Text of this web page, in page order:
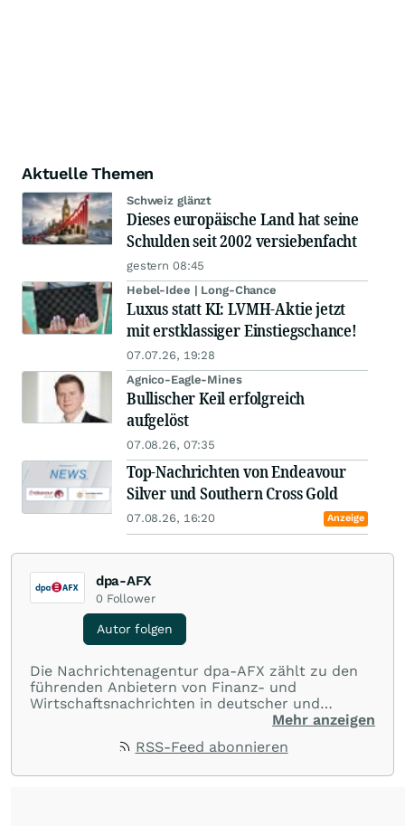
Aktuelle Themen
Schweiz glänzt
Dieses europäische Land hat seine
Schulden seit 2002 versiebenfacht
gestern 08:45
Hebel-Idee | Long-Chance
Luxus statt KI: LVMH-Aktie jetzt
mit erstklassiger Einstiegschance!
07.07.26, 19:28
Agnico-Eagle-Mines
Bullischer Keil erfolgreich
aufgelöst
07.08.26, 07:35
Top-Nachrichten von Endeavour
Silver und Southern Cross Gold
07.08.26, 16:20 Anzeige
dpa-AFX
0 Follower
Autor folgen
Die Nachrichtenagentur dpa-AFX zählt zu den
führenden Anbietern von Finanz- und
Wirtschaftsnachrichten in deutscher und
englischer Sprache. Gestützt auf ein
dpa-AFX unabhängig, zuverlässig und schnell
Mehr anzeigen
RSS-Feed abonnieren